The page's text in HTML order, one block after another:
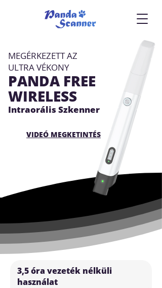
MEGÉRKEZETT AZ
ULTRA VÉKONY
PANDA FREE
WIRELESS
Intraorális Szkenner
VIDEÓ MEGKETINTÉS
3,5 óra vezeték nélküli
használat